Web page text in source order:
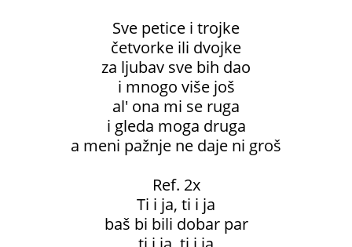
Sve petice i trojke
četvorke ili dvojke
za ljubav sve bih dao
i mnogo više još
al' ona mi se ruga
i gleda moga druga
a meni pažnje ne daje ni groš
Ref. 2x
Ti i ja, ti i ja
baš bi bili dobar par